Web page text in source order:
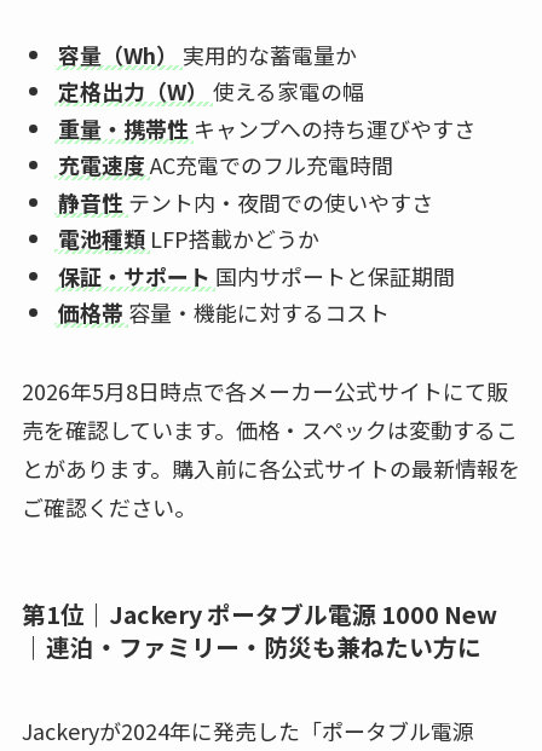
容量（Wh）
実用的な蓄電量か
定格出力（W）
使える家電の幅
重量・携帯性 キャンプへの持ち運びやすさ
充電速度AC充電でのフル充電時間
静音性 テント内・夜間での使いやすさ
電池種類 LFP搭載かどうか
保証・サポート 国内サポートと保証期間
価格帯 容量・機能に対するコスト
2026年5月8日時点で各メーカー公式サイトにて販
売を確認しています。価格・スペックは変動するこ
とがあります。購入前に各公式サイトの最新情報を
ご確認ください。
第1位｜Jackery ポータブル電源 1000 New
｜連泊・ファミリー・防災も兼ねたい方に
Jackeryが2024年に発売した「ポータブル電源